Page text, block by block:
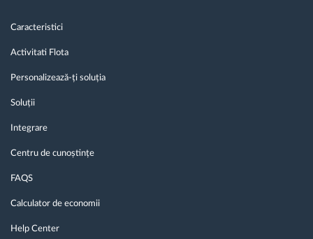
Caracteristici
Activitati Flota
Personalizează-ți soluția
Soluții
Integrare
Centru de cunoștințe
FAQS
Calculator de economii
Help Center